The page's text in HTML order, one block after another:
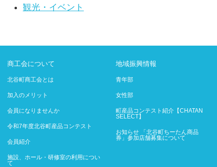
観光・イベント
商工会について
北谷町商工会とは
加入のメリット
会員になりませんか
令和7年度北谷町産品コンテスト
会員紹介
施設、ホール・研修室の利用につい
て
地域振興情報
青年部
女性部
町産品コンテスト紹介【CHATAN
SELECT】
お知らせ 「北谷町ちーたん商品
券」参加店舗募集について